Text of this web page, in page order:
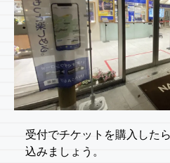
受付でチケットを購入した
込みましょう。